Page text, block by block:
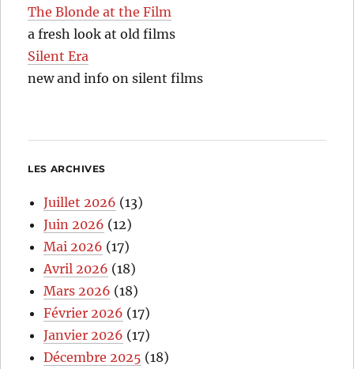
The Blonde at the Film
a fresh look at old films
Silent Era
new and info on silent films
LES ARCHIVES
Juillet 2026 (13)
Juin 2026 (12)
Mai 2026 (17)
Avril 2026 (18)
Mars 2026 (18)
Février 2026 (17)
Janvier 2026 (17)
Décembre 2025 (18)